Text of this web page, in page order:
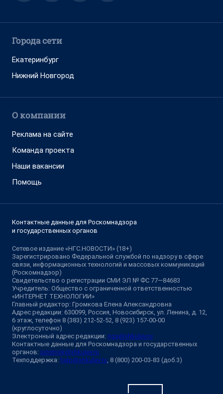
Города сети
Екатеринбург
Нижний Новгород
О компании
Реклама на сайте
Команда проекта
Наши вакансии
Помощь
Контактные данные для Роскомнадзора
и государственных органов
Сетевое издание «НГС.НОВОСТИ» (18+)
Зарегистрировано Федеральной службой по надзору в сфере
связи, информационных технологий и массовых коммуникаций
(Роскомнадзор)
Свидетельство о регистрации СМИ ЭЛ № ФС 77—84683
Учредитель: Общество с ограниченной ответственностью
«ИНТЕРНЕТ ТЕХНОЛОГИИ»
Главный редактор: Громкова Елена Александровна
Адрес редакции: 630099, Россия, Новосибирск, ул. Ленина, д. 12,
6 этаж, телефон 8 (383) 212-52-52, 8 (923) 157-00-00
(круглосуточно)
Электронный адрес редакции: ngs@shkulev.ru
Контактные данные для Роскомнадзора и государственных
органов: juristnsk@shkulev.ru
Техподдержка: help@shkulev.ru, 8 (800) 200-03-83 (доб.3)